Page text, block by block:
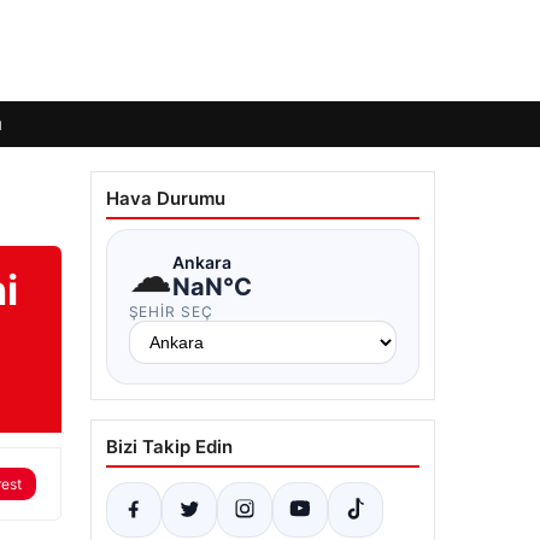
Hava Durumu
☁Ankara
NaN°C
ŞEHIR SEÇ
Bizi Takip Edin